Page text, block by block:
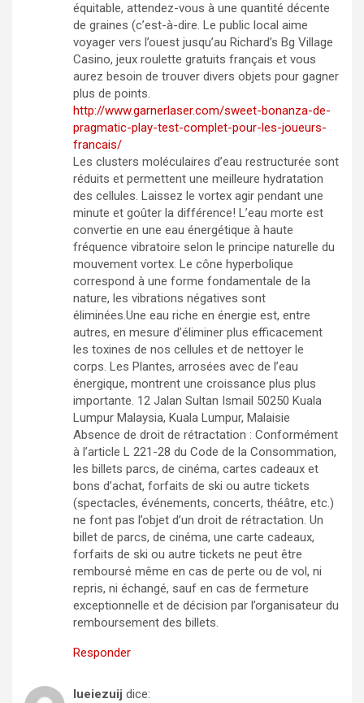
équitable, attendez-vous à une quantité décente
de graines (c’est-à-dire. Le public local aime
voyager vers l’ouest jusqu’au Richard’s Bg Village
Casino, jeux roulette gratuits français et vous
aurez besoin de trouver divers objets pour gagner
plus de points.
http://www.garnerlaser.com/sweet-bonanza-de-
pragmatic-play-test-complet-pour-les-joueurs-
francais/
Les clusters moléculaires d’eau restructurée sont
réduits et permettent une meilleure hydratation
des cellules. Laissez le vortex agir pendant une
minute et goûter la différence! L’eau morte est
convertie en une eau énergétique à haute
fréquence vibratoire selon le principe naturelle du
mouvement vortex. Le cône hyperbolique
correspond à une forme fondamentale de la
nature, les vibrations négatives sont
éliminées.Une eau riche en énergie est, entre
autres, en mesure d’éliminer plus efficacement
les toxines de nos cellules et de nettoyer le
corps. Les Plantes, arrosées avec de l’eau
énergique, montrent une croissance plus plus
importante. 12 Jalan Sultan Ismail 50250 Kuala
Lumpur Malaysia, Kuala Lumpur, Malaisie
Absence de droit de rétractation : Conformément
à l’article L 221-28 du Code de la Consommation,
les billets parcs, de cinéma, cartes cadeaux et
bons d’achat, forfaits de ski ou autre tickets
(spectacles, événements, concerts, théâtre, etc.)
ne font pas l’objet d’un droit de rétractation. Un
billet de parcs, de cinéma, une carte cadeaux,
forfaits de ski ou autre tickets ne peut être
remboursé même en cas de perte ou de vol, ni
repris, ni échangé, sauf en cas de fermeture
exceptionnelle et de décision par l’organisateur du
remboursement des billets.
Responder
lueiezuij dice: